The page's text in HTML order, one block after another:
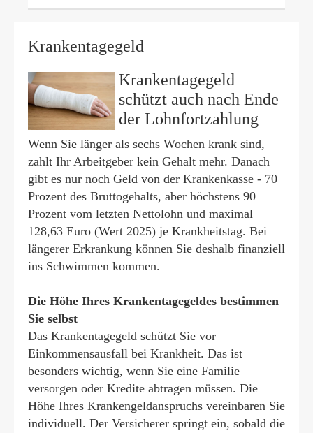
Krankentagegeld
Krankentagegeld
schützt auch nach Ende
der Lohnfortzahlung
Wenn Sie länger als sechs Wochen krank sind,
zahlt Ihr Arbeitgeber kein Gehalt mehr. Danach
gibt es nur noch Geld von der Krankenkasse - 70
Prozent des Bruttogehalts, aber höchstens 90
Prozent vom letzten Nettolohn und maximal
128,63 Euro (Wert 2025) je Krankheitstag. Bei
längerer Erkrankung können Sie deshalb finanziell
ins Schwimmen kommen.
Die Höhe Ihres Krankentagegeldes bestimmen
Sie selbst
Das Krankentagegeld schützt Sie vor
Einkommensausfall bei Krankheit. Das ist
besonders wichtig, wenn Sie eine Familie
versorgen oder Kredite abtragen müssen. Die
Höhe Ihres Krankengeldanspruchs vereinbaren Sie
individuell. Der Versicherer springt ein, sobald die